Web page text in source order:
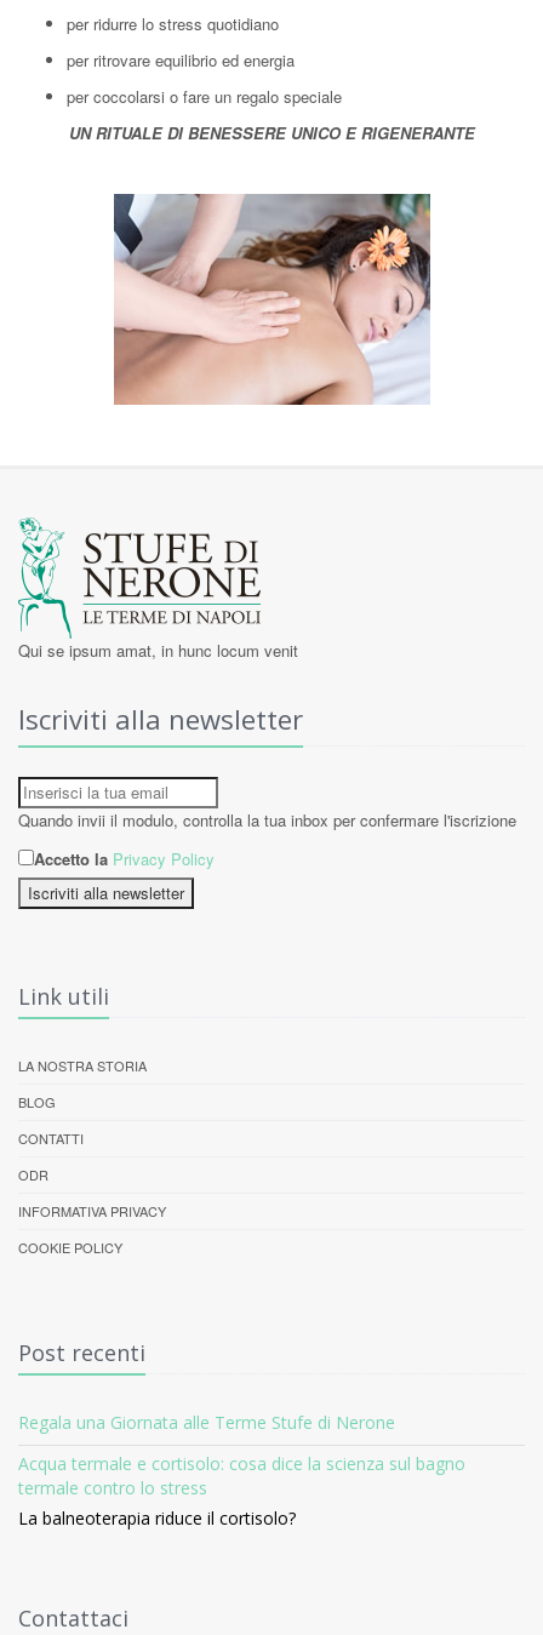
per ridurre lo stress quotidiano
per ritrovare equilibrio ed energia
per coccolarsi o fare un regalo speciale
UN RITUALE DI BENESSERE UNICO E RIGENERANTE
Qui se ipsum amat, in hunc locum venit
Iscriviti alla newsletter
Quando invii il modulo, controlla la tua inbox per confermare l'iscrizione
Accetto la Privacy Policy
Iscriviti alla newsletter
Link utili
LA NOSTRA STORIA
BLOG
CONTATTI
ODR
INFORMATIVA PRIVACY
COOKIE POLICY
Post recenti
Regala una Giornata alle Terme Stufe di Nerone
Acqua termale e cortisolo: cosa dice la scienza sul bagno
termale contro lo stress
La balneoterapia riduce il cortisolo?
Contattaci